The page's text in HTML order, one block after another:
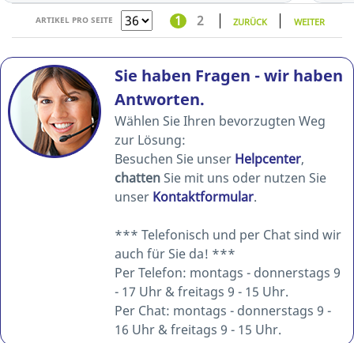
ARTIKEL PRO SEITE 1 2 ZURÜCK WEITER
Sie haben Fragen - wir haben
Antworten.
Wählen Sie Ihren bevorzugten Weg
zur Lösung:
Besuchen Sie unser Helpcenter,
chattenSie mit uns oder nutzen Sie
unser Kontaktformular.
*** Telefonisch und per Chat sind wir
auch für Sie da! ***
Per Telefon: montags - donnerstags 9
- 17 Uhr & freitags 9 - 15 Uhr.
Per Chat: montags - donnerstags 9 -
16 Uhr & freitags 9 - 15 Uhr.